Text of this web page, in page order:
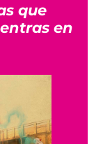
que
en